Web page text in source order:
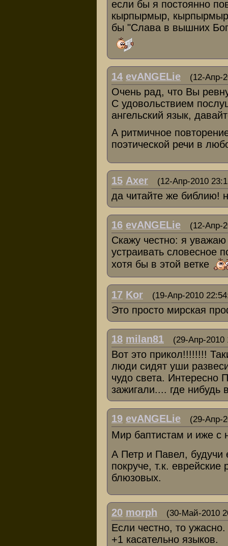
если бы я постоянно
кырпырмыр,
бы "Слава в вышних
14 evANGELie (12-Апр-
Очень рад, что Вы
С удовольствием
ангельский язык,
А ритмичное
поэтической речи в
15 Axer (12-Апр-2010
да читайте же библию!
16 evANGELie (12-Апр-
Скажу честно: я
устраивать словесное
хотя бы в этой ветке
17 Kor (19-Апр-2010
Это просто мирская
18 milan81 (29-Апр-2010
Вот это прикол!!!!!!!!
люди сидят уши
чудо света. Интересно
зажигали.... где
19 evANGELie (29-Апр-
Мир баптистам и иже с
А Петр и Павел, будучи
покруче, т.к.
блюзовых.
20 morph (30-Май-2010
Если честно, то
+1 касательно языков.